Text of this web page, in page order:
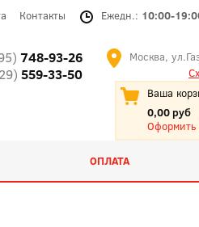
Контакты Ежедн.: 10:00-
748-93-26
559-33-50
Москва,
Ваша
0,00 руб
Оформить
ОПЛАТА